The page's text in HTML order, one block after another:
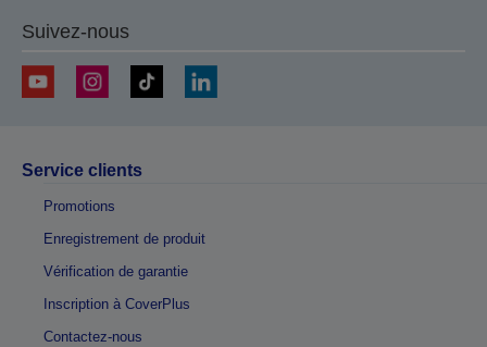
Suivez-nous
Service clients
Promotions
Enregistrement de produit
Vérification de garantie
Inscription à CoverPlus
Contactez-nous